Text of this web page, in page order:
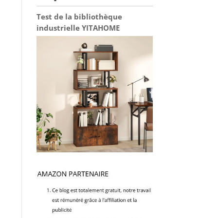
Test de la bibliothèque
industrielle YITAHOME